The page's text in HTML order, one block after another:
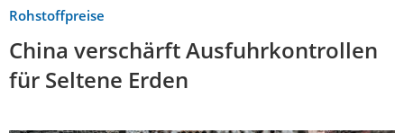
Rohstoffpreise
China verschärft Ausfuhrkontrollen
für Seltene Erden